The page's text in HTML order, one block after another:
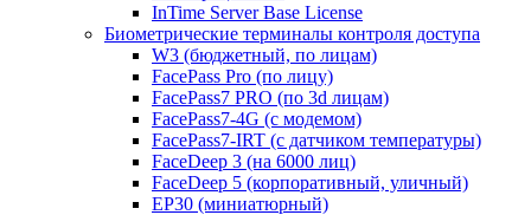
InTime Server Base License
Биометрические терминалы контроля доступа
W3 (бюджетный, по лицам)
FacePass Pro (по лицу)
FacePass7 PRO (по 3d лицам)
FacePass7-4G (с модемом)
FacePass7-IRT (с датчиком температуры)
FaceDeep 3 (на 6000 лиц)
FaceDeep 5 (корпоративный, уличный)
EP30 (миниатюрный)